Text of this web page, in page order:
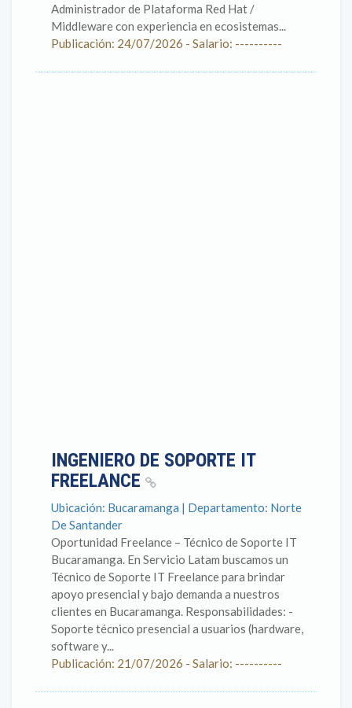
Administrador de Plataforma Red Hat /
Middleware con experiencia en ecosistemas...
Publicación: 24/07/2026 - Salario: ----------
INGENIERO DE SOPORTE IT
FREELANCE
Ubicación: Bucaramanga | Departamento: Norte
De Santander
Oportunidad Freelance – Técnico de Soporte IT
Bucaramanga. En Servicio Latam buscamos un
Técnico de Soporte IT Freelance para brindar
apoyo presencial y bajo demanda a nuestros
clientes en Bucaramanga. Responsabilidades: -
Soporte técnico presencial a usuarios (hardware,
software y...
Publicación: 21/07/2026 - Salario: ----------